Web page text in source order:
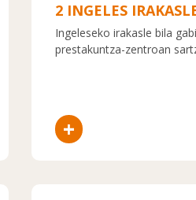
2 INGELES
Ingeleseko irakasle bila
prestakuntza-zentroan
+